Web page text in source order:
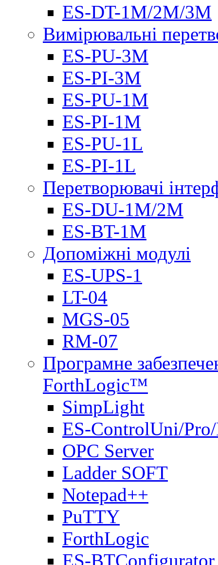
ES-DT-1M/2M/3M
Вимірювальні
ES-PU-3M
ES-PI-3M
ES-PU-1M
ES-PI-1M
ES-PU-1L
ES-PI-1L
Перетворювачі
ES-DU-1M/2M
ES-BT-1M
Допоміжні модулі
ES-UPS-1
LT-04
МGS-05
RM-07
Програмне
ForthLogic™
SimpLight
ES-ControlUni/
OPC Server
Ladder SOFT
Notepad++
PuTTY
ForthLogic
ES-BTConfigurator